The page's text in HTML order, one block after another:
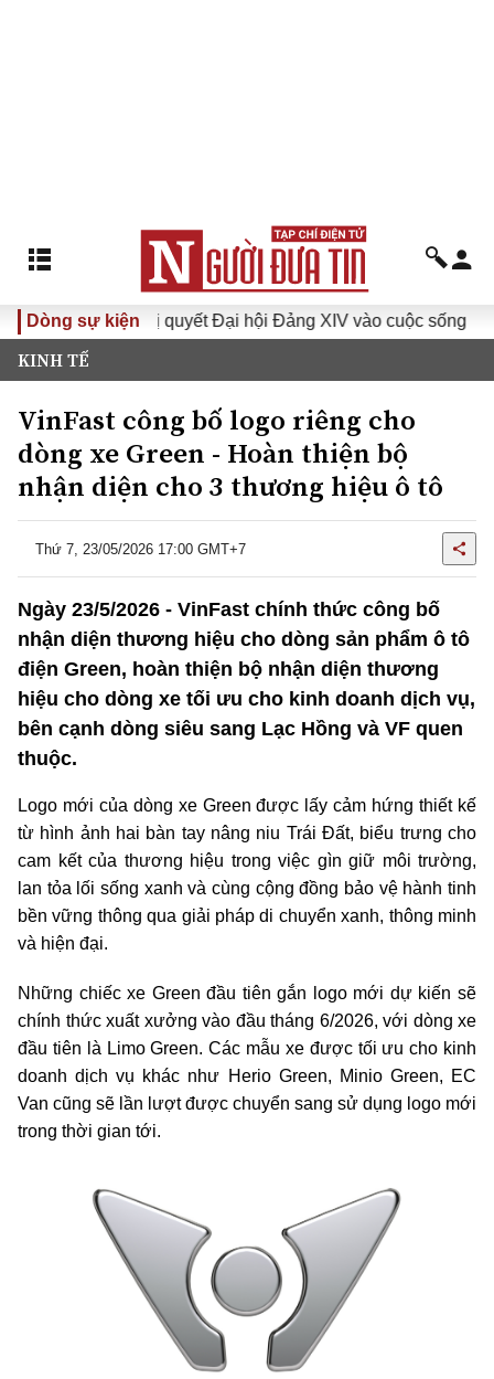
Dòng sự kiện
Đưa Nghị quyết Đại hội Đảng XIV vào cuộc sống
KINH TẾ
VinFast công bố logo riêng cho
dòng xe Green - Hoàn thiện bộ
nhận diện cho 3 thương hiệu ô tô
Thứ 7, 23/05/2026 17:00 GMT+7
Ngày 23/5/2026 - VinFast chính thức công bố
nhận diện thương hiệu cho dòng sản phẩm ô tô
điện Green, hoàn thiện bộ nhận diện thương
hiệu cho dòng xe tối ưu cho kinh doanh dịch vụ,
bên cạnh dòng siêu sang Lạc Hồng và VF quen
thuộc.
Logo mới của dòng xe Green được lấy cảm hứng thiết kế
từ hình ảnh hai bàn tay nâng niu Trái Đất, biểu trưng cho
cam kết của thương hiệu trong việc gìn giữ môi trường,
lan tỏa lối sống xanh và cùng cộng đồng bảo vệ hành tinh
bền vững thông qua giải pháp di chuyển xanh, thông minh
và hiện đại.
Những chiếc xe Green đầu tiên gắn logo mới dự kiến sẽ
chính thức xuất xưởng vào đầu tháng 6/2026, với dòng xe
đầu tiên là Limo Green. Các mẫu xe được tối ưu cho kinh
doanh dịch vụ khác như Herio Green, Minio Green, EC
Van cũng sẽ lần lượt được chuyển sang sử dụng logo mới
trong thời gian tới.